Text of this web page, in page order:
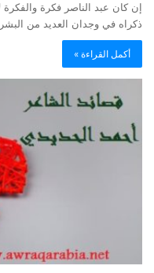
إن كان عبد الناصر فكرة
ذكراه في وجدان العديد من
أكمل القراءة »